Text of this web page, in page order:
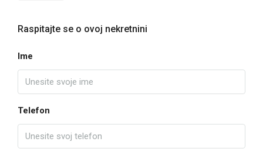
Raspitajte se o ovoj nekretnini
Ime
Telefon